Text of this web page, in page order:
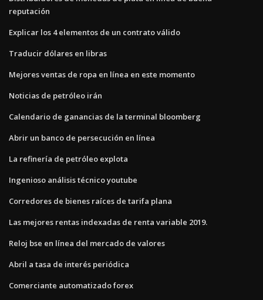
reputación
Explicar los 4 elementos de un contrato válido
Traducir dólares en libras
Mejores ventas de ropa en línea en este momento
Noticias de petróleo irán
Calendario de ganancias de la terminal bloomberg
Abrir un banco de persecución en línea
La refinería de petróleo explota
Ingenioso análisis técnico youtube
Corredores de bienes raíces de tarifa plana
Las mejores rentas indexadas de renta variable 2019.
Reloj bse en línea del mercado de valores
Abril a tasa de interés periódica
Comerciante automatizado forex